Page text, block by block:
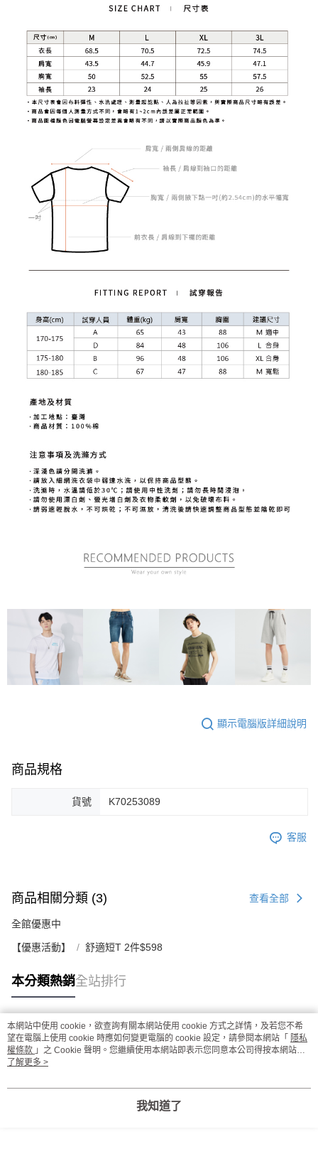
顯示電腦版詳細說明
商品規格
貨號 K70253089
客服
商品相關分類 (3) 查看全部
全館優惠中
【優惠活動】 舒適短T 2件$598
本分類熱銷全站排行
熱門標籤
本網站中使用 cookie，欲查詢有關本網站使用 cookie 方式之詳情，及若您不希
望在電腦上使用 cookie 時應如何變更電腦的 cookie 設定，請參閱本網站「 隱私
權條款 」之 Cookie 聲明。您繼續使用本網站即表示您同意本公司得按本網站使
用條款之 Cookie 聲明使用 cookie。
了解更多 >
我知道了